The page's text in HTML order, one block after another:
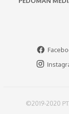
©2019-2020